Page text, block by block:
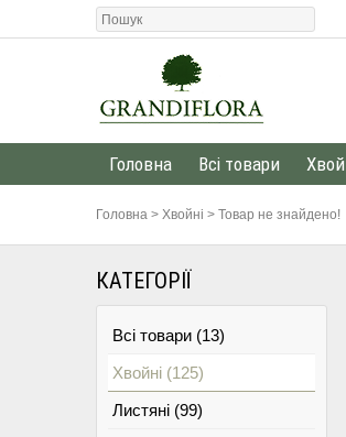
Головна Всі товари
Головна > Хвойні > Товар не знайдено!
КАТЕГОРІЇ
Всі товари (13)
Хвойні (125)
Листяні (99)